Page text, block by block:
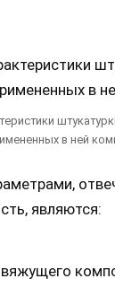
в ней
являются: